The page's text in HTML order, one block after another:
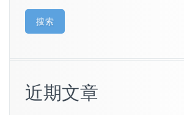
搜索
近期文章